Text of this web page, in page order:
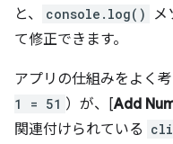
と、
console.log()
メ
て修正できます。
アプリの仕組みをよく
1 = 51 ）が、[Add
関連付けられている